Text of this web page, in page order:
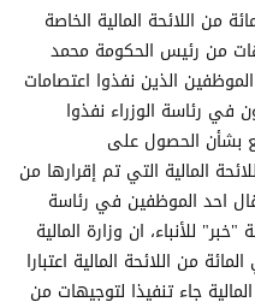
المالية على صرف 80 بالمائة من اللائحة المالية الخاصة
من رئيس الحكومة محمد
الذين نفذوا اعتصامات
رئاسة الوزراء نفذوا
بشأن الحصول على
المالية التي تم إقرارها من
احد الموظفين في رئاسة
للأنباء، ان وزارة المالية
موافقتها على اعتماد 80 في المائة من اللائحة المالية اعتبارا
المالية جاء تنفيذا لتوجيهات من